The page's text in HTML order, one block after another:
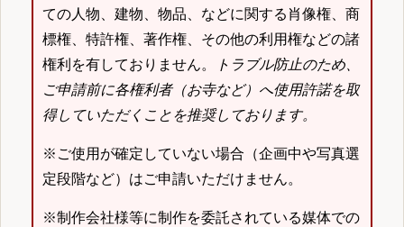
ての人物、建物、物品、などに関する肖像権、商
標権、特許権、著作権、その他の利用権などの諸
権利を有しておりません。
トラブル防止のため、
ご申請前に各権利者（お寺など）へ使用許諾を取
得していただくことを推奨しております。
※ご使用が確定していない場合（企画中や写真選
定段階など）はご申請いただけません。
※制作会社様等に制作を委託されている媒体での